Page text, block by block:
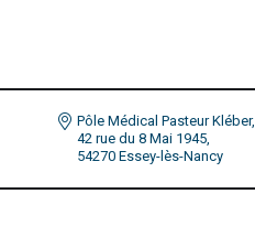
Pôle Médical Pasteur Kléber,
42 rue du 8 Mai 1945,
54270 Essey-lès-Nancy